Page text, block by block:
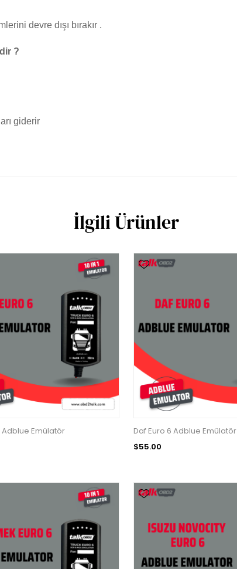
devre dışı bırakır .
?
giderir
İlgili Ürünler
Adblue Emülatör
Daf Euro 6 Adblue Emülatör
$55.00